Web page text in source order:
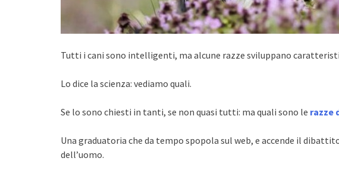
Tutti i cani sono intelligenti, ma alcune razze sviluppano
Lo dice la scienza: vediamo quali.
Se lo sono chiesti in tanti, se non quasi tutti: ma quali sono le razze
Una graduatoria che da tempo spopola sul web, e accende il
dell’uomo.